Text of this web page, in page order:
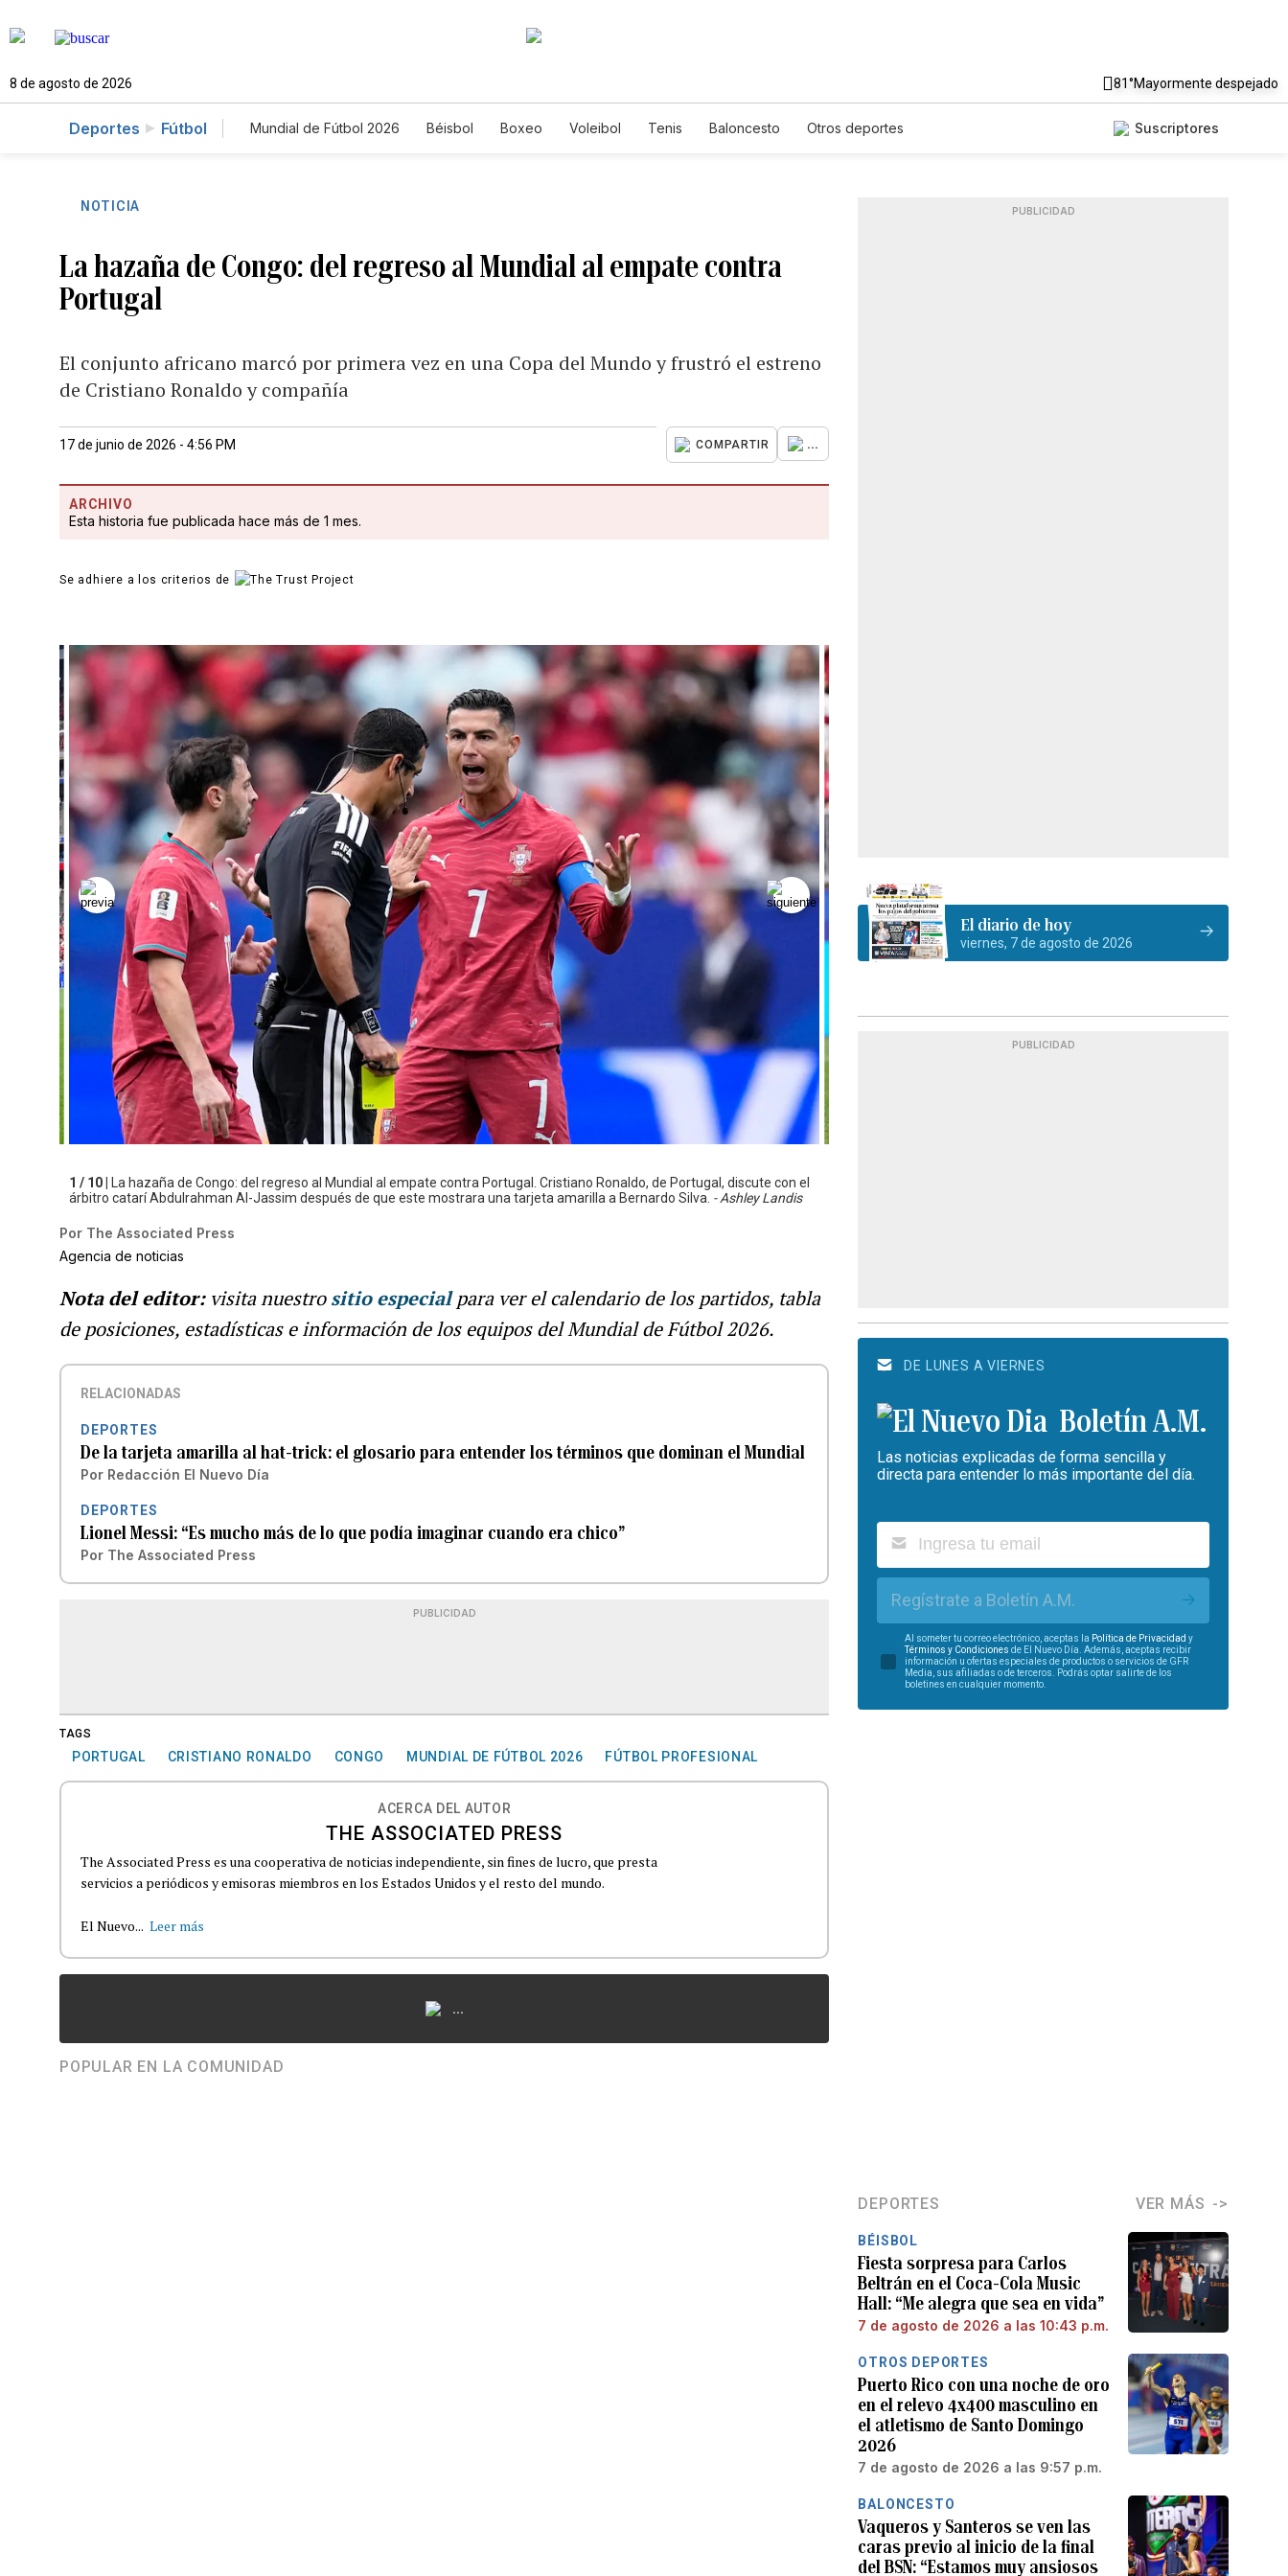
8 de agosto de 2026 81°Mayormente despejado
Deportes Fútbol Mundial de Fútbol 2026 Béisbol Boxeo Voleibol Tenis Baloncesto Otros deportes Suscriptores
NOTICIA
La hazaña de Congo: del regreso al Mundial al empate contra
Portugal
El conjunto africano marcó por primera vez en una Copa del Mundo y frustró el estreno
de Cristiano Ronaldo y compañía
17 de junio de 2026 - 4:56 PM COMPARTIR ...
ARCHIVO
Esta historia fue publicada hace más de 1 mes.
Se adhiere a los criterios de
1 / 10 |
La hazaña de Congo: del regreso al Mundial al empate contra Portugal. Cristiano Ronaldo, de Portugal, discute con el
árbitro catarí Abdulrahman Al-Jassim después de que este mostrara una tarjeta amarilla a Bernardo Silva. - Ashley Landis
Por The Associated Press
Agencia de noticias
Nota del editor: visita nuestrositio especialpara ver el calendario de los partidos, tabla
de posiciones, estadísticas e información de los equipos del Mundial de Fútbol 2026.
RELACIONADAS
DEPORTES
De la tarjeta amarilla al hat-trick: el glosario para entender los términos que dominan el Mundial
Por Redacción El Nuevo Día
DEPORTES
Lionel Messi: “Es mucho más de lo que podía imaginar cuando era chico”
Por The Associated Press
PUBLICIDAD
TAGS
PORTUGAL CRISTIANO RONALDO CONGO MUNDIAL DE FÚTBOL 2026 FÚTBOL PROFESIONAL
ACERCA DEL AUTOR
THE ASSOCIATED PRESS
The Associated Press es una cooperativa de noticias independiente, sin fines de lucro, que presta
servicios a periódicos y emisoras miembros en los Estados Unidos y el resto del mundo.
El Nuevo... Leer más
...
POPULAR EN LA COMUNIDAD
PUBLICIDAD
El diario de hoy
viernes, 7 de agosto de 2026
PUBLICIDAD
DE LUNES A VIERNES
Boletín A.M.
Las noticias explicadas de forma sencilla y
directa para entender lo más importante del día.
Regístrate a Boletín A.M.
Al someter tu correo electrónico, aceptas la Política de Privacidad y
Términos y Condiciones de El Nuevo Día. Además, aceptas recibir
información u ofertas especiales de productos o servicios de GFR
Media, sus afiliadas o de terceros. Podrás optar salirte de los
boletines en cualquier momento.
DEPORTES VER MÁS
BÉISBOL
Fiesta sorpresa para Carlos
Beltrán en el Coca-Cola Music
Hall: “Me alegra que sea en vida”
7 de agosto de 2026 a las 10:43 p.m.
OTROS DEPORTES
Puerto Rico con una noche de oro
en el relevo 4x400 masculino en
el atletismo de Santo Domingo
2026
7 de agosto de 2026 a las 9:57 p.m.
BALONCESTO
Vaqueros y Santeros se ven las
caras previo al inicio de la final
del BSN: “Estamos muy ansiosos